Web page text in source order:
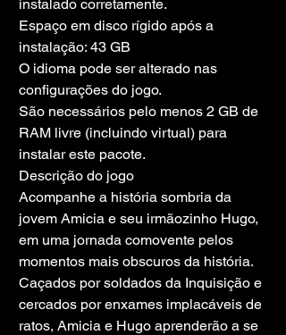
instalado corretamente.
Espaço em disco rígido após a
instalação: 43 GB
O idioma pode ser alterado nas
configurações do jogo.
São necessários pelo menos 2 GB de
RAM livre (incluindo virtual) para
instalar este pacote.
Descrição do jogo
Acompanhe a história sombria da
jovem Amicia e seu irmãozinho Hugo,
em uma jornada comovente pelos
momentos mais obscuros da história.
Caçados por soldados da Inquisição e
cercados por enxames implacáveis ​​de
ratos, Amicia e Hugo aprenderão a se